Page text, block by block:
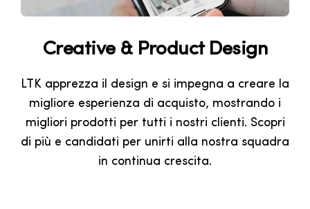
Creative & Product Design
LTK apprezza il design e si impegna a creare la
migliore esperienza di acquisto, mostrando i
migliori prodotti per tutti i nostri clienti. Scopri
di più e candidati per unirti alla nostra squadra
in continua crescita.